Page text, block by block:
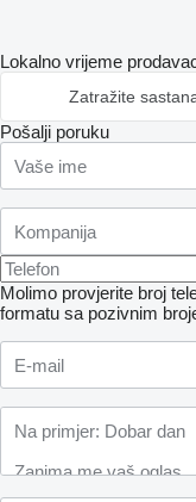
Lokalno vrijeme
Zatražite
Pošalji poruku
Molimo provjerite broj
formatu sa pozivnim